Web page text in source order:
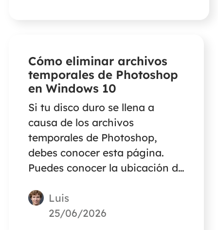
Cómo eliminar archivos
temporales de Photoshop
en Windows 10
Si tu disco duro se llena a
causa de los archivos
temporales de Photoshop,
debes conocer esta página.
Puedes conocer la ubicación de
Photoshop y si es seguro
eliminar los archivos
Luis
25/06/2026